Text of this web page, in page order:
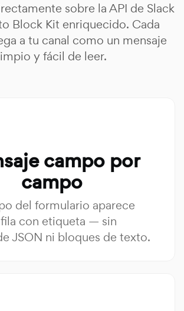
sobre la API de Slack
Block Kit enriquecido. Cada
a tu canal como un mensaje
y fácil de leer.
campo por
campo
del formulario aparece
con etiqueta — sin
JSON ni bloques de texto.